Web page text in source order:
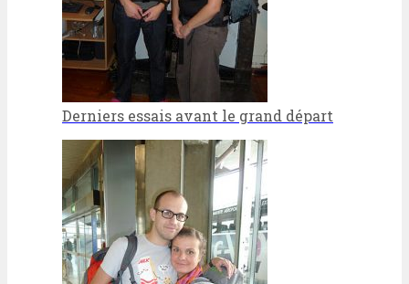
Derniers essais avant le grand départ